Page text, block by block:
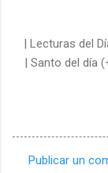
| Lecturas del
| Santo del día
Publicar un